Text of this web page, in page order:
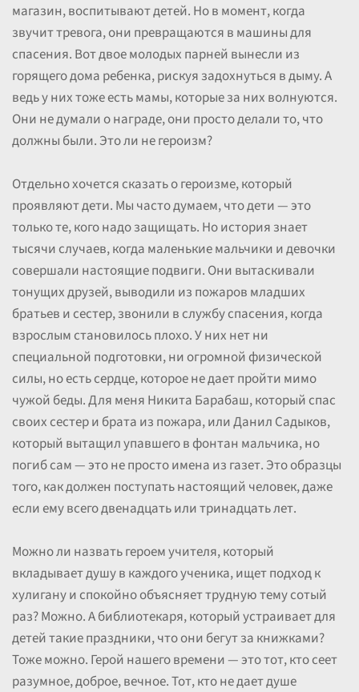
магазин, воспитывают детей. Но в момент, когда
звучит тревога, они превращаются в машины для
спасения. Вот двое молодых парней вынесли из
горящего дома ребенка, рискуя задохнуться в дыму. А
ведь у них тоже есть мамы, которые за них волнуются.
Они не думали о награде, они просто делали то, что
должны были. Это ли не героизм?
Отдельно хочется сказать о героизме, который
проявляют дети. Мы часто думаем, что дети — это
только те, кого надо защищать. Но история знает
тысячи случаев, когда маленькие мальчики и девочки
совершали настоящие подвиги. Они вытаскивали
тонущих друзей, выводили из пожаров младших
братьев и сестер, звонили в службу спасения, когда
взрослым становилось плохо. У них нет ни
специальной подготовки, ни огромной физической
силы, но есть сердце, которое не дает пройти мимо
чужой беды. Для меня Никита Барабаш, который спас
своих сестер и брата из пожара, или Данил Садыков,
который вытащил упавшего в фонтан мальчика, но
погиб сам — это не просто имена из газет. Это образцы
того, как должен поступать настоящий человек, даже
если ему всего двенадцать или тринадцать лет.
Можно ли назвать героем учителя, который
вкладывает душу в каждого ученика, ищет подход к
хулигану и спокойно объясняет трудную тему сотый
раз? Можно. А библиотекаря, который устраивает для
детей такие праздники, что они бегут за книжками?
Тоже можно. Герой нашего времени — это тот, кто сеет
разумное, доброе, вечное. Тот, кто не дает душе